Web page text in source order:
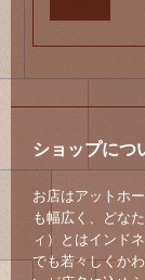
ショップにつ
お店はアットホ
も幅広く、どな
ィ）とはインド
でも若々しくか